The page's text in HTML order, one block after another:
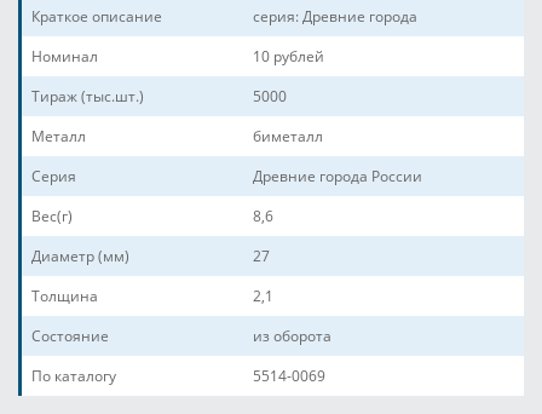
Краткое описание
серия: Древние города
Номинал
10 рублей
Тираж (тыс.шт.)
5000
Металл
биметалл
Серия
Древние города России
Вес(г)
8,6
Диаметр (мм)
27
Толщина
2,1
Состояние
из оборота
По каталогу
5514-0069